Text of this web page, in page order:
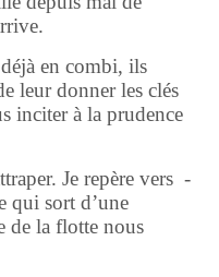
en combi, ils
leur donner les clés
inciter à la prudence
Je repère vers -
qui sort d’une
de la flotte nous